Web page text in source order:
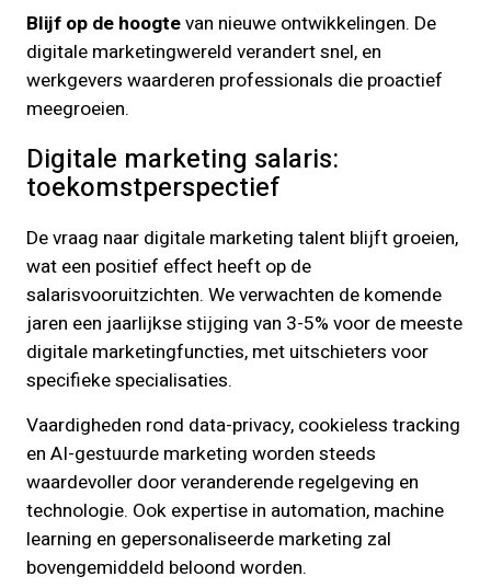
Blijf op de hoogtevan nieuwe ontwikkelingen. De
digitale marketingwereld verandert snel, en
werkgevers waarderen professionals die proactief
meegroeien.
Digitale marketing salaris:
toekomstperspectief
De vraag naar digitale marketing talent blijft groeien,
wat een positief effect heeft op de
salarisvooruitzichten. We verwachten de komende
jaren een jaarlijkse stijging van 3-5% voor de meeste
digitale marketingfuncties, met uitschieters voor
specifieke specialisaties.
Vaardigheden rond data-privacy, cookieless tracking
en AI-gestuurde marketing worden steeds
waardevoller door veranderende regelgeving en
technologie. Ook expertise in automation, machine
learning en gepersonaliseerde marketing zal
bovengemiddeld beloond worden.